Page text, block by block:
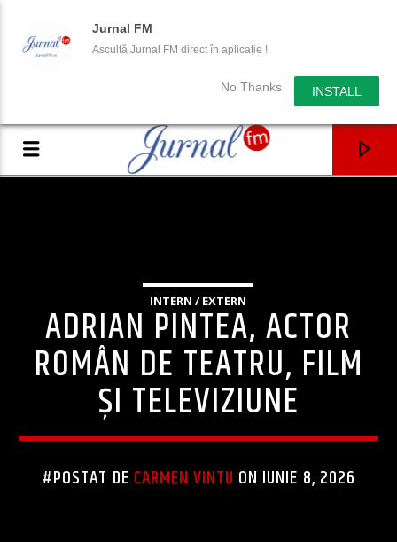
Jurnal FM
Ascultă Jurnal FM direct în aplicație !
No Thanks INSTALL
INTERN / EXTERN
ADRIAN PINTEA, ACTOR
ROMÂN DE TEATRU, FILM
ȘI TELEVIZIUNE
#POSTAT DE CARMEN VINTU ON IUNIE 8, 2026